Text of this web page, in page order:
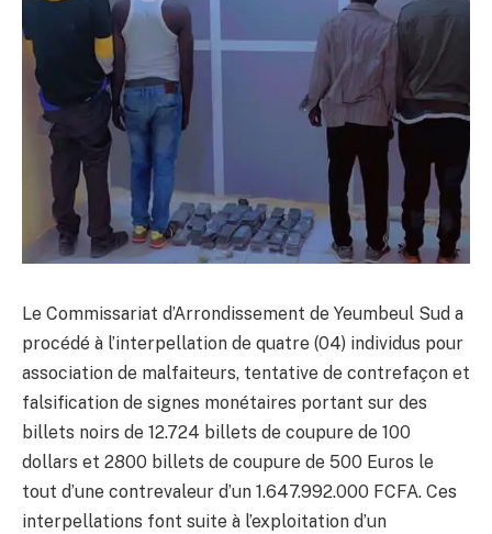
Le Commissariat d’Arrondissement de Yeumbeul Sud a
procédé à l’interpellation de quatre (04) individus pour
association de malfaiteurs, tentative de contrefaçon et
falsification de signes monétaires portant sur des
billets noirs de 12.724 billets de coupure de 100
dollars et 2800 billets de coupure de 500 Euros le
tout d’une contrevaleur d’un 1.647.992.000 FCFA. Ces
interpellations font suite à l’exploitation d’un